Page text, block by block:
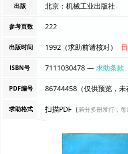
出版 北京：机械工业出版社
参考页数 222
出版时间 1992（求助前请核对）
ISBN号 7111030478 —求助条款
PDF编号 86744458（仅供预览，未
求助格式 扫描PDF（若分多册发行，